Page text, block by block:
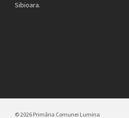
Sibioara.
© 2026 Primăria Comunei Lumina